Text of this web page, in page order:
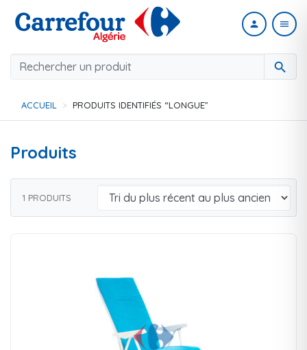
search
person menu
ACCUEIL PRODUITS IDENTIFIÉS “LONGUE”
Produits
1 PRODUITS